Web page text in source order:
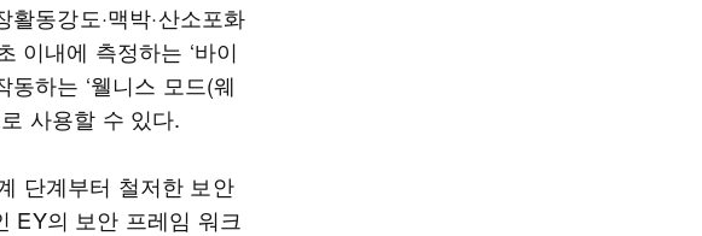
동강도·맥박·산소포화
이내에 측정하는 ‘바이
하는 ‘웰니스 모드(웨
사용할 수 있다.
단계부터 철저한 보안
EY의 보안 프레임 워크